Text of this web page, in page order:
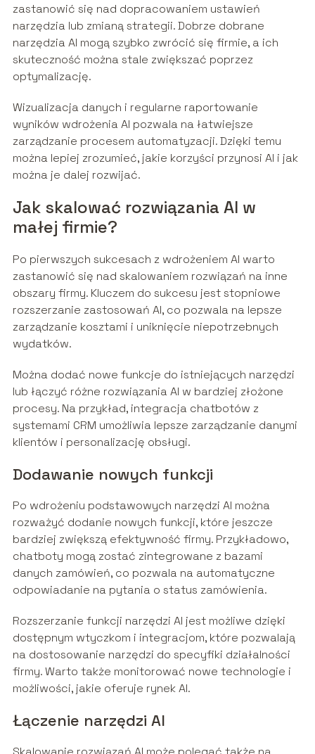
zastanowić się nad dopracowaniem ustawień
narzędzia lub zmianą strategii. Dobrze dobrane
narzędzia AI mogą szybko zwrócić się firmie, a ich
skuteczność można stale zwiększać poprzez
optymalizację.
Wizualizacja danych i regularne raportowanie
wyników wdrożenia AI pozwala na łatwiejsze
zarządzanie procesem automatyzacji. Dzięki temu
można lepiej zrozumieć, jakie korzyści przynosi AI i jak
można je dalej rozwijać.
Jak skalować rozwiązania AI w
małej firmie?
Po pierwszych sukcesach z wdrożeniem AI warto
zastanowić się nad skalowaniem rozwiązań na inne
obszary firmy. Kluczem do sukcesu jest stopniowe
rozszerzanie zastosowań AI, co pozwala na lepsze
zarządzanie kosztami i uniknięcie niepotrzebnych
wydatków.
Można dodać nowe funkcje do istniejących narzędzi
lub łączyć różne rozwiązania AI w bardziej złożone
procesy. Na przykład, integracja chatbotów z
systemami CRM umożliwia lepsze zarządzanie danymi
klientów i personalizację obsługi.
Dodawanie nowych funkcji
Po wdrożeniu podstawowych narzędzi AI można
rozważyć dodanie nowych funkcji, które jeszcze
bardziej zwiększą efektywność firmy. Przykładowo,
chatboty mogą zostać zintegrowane z bazami
danych zamówień, co pozwala na automatyczne
odpowiadanie na pytania o status zamówienia.
Rozszerzanie funkcji narzędzi AI jest możliwe dzięki
dostępnym wtyczkom i integracjom, które pozwalają
na dostosowanie narzędzi do specyfiki działalności
firmy. Warto także monitorować nowe technologie i
możliwości, jakie oferuje rynek AI.
Łączenie narzędzi AI